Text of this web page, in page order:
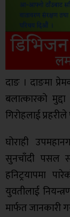
दाङ । दाङमा
बलात्कारको
गिरोहलाई
घोराही
सुनचाँदी पसल
हनिट्रयापमा
युवतीलाई
मार्फत जानकारी